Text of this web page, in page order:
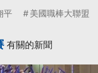
平 美國職棒大聯盟
有關的新聞